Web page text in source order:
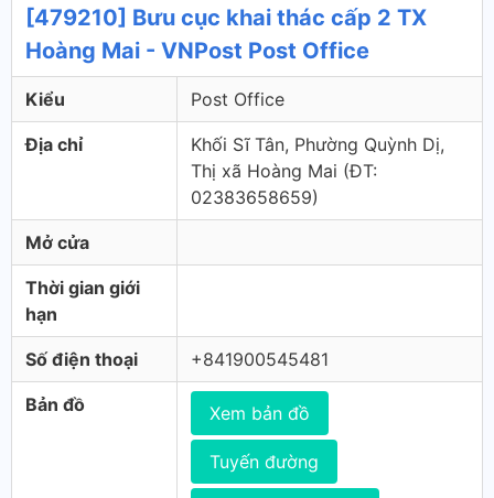
[479210] Bưu cục khai thác cấp 2 TX
Hoàng Mai - VNPost Post Office
Kiểu Post Office
Địa chỉ
Khối Sĩ Tân, Phường Quỳnh Dị,
Thị xã Hoàng Mai (ÐT:
02383658659)
Mở cửa
Thời gian giới
hạn
Số điện thoại +841900545481
Bản đồ Xem bản đồ
Tuyến đường